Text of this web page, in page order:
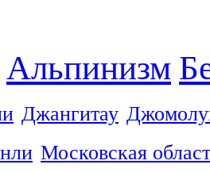
Альпинизм
Джангитау
Московская